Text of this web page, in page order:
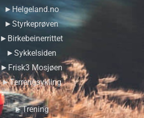
►Helgeland.no
►Styrkeprøven
►Birkebeinerrittet
►Sykkelsiden
►Frisk3 Mosjøen
►Terrengsykling
►Trening